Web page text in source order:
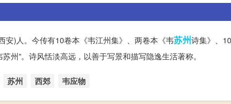
)人。今传有10卷本《韦江州集》、两卷本《韦苏州诗集》、
州”。诗风恬淡高远，以善于写景和描写隐逸生活著称。
苏州 西郊 韦应物